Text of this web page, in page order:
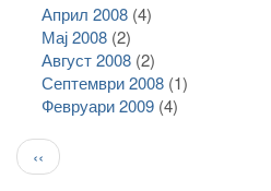
Април 2008(4)
Мај 2008(2)
Август 2008(2)
Септември 2008(1)
Февруари 2009(4)
Pagination
Previous
page
‹‹